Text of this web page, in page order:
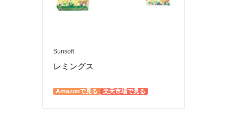
Sunsoft
レミングス
Amazonで見る 楽天市場で見る